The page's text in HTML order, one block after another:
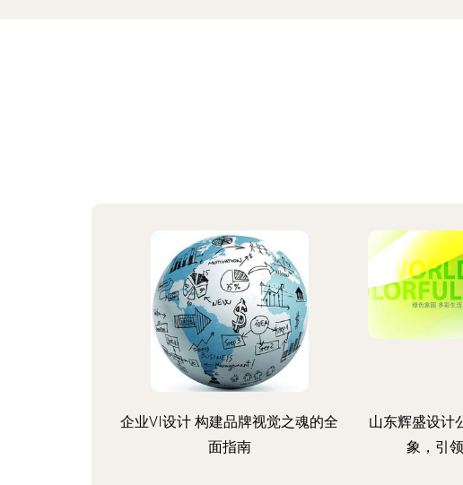
企业VI设计 构建品牌视觉之魂的全
面指南
山东辉盛设计
象，引